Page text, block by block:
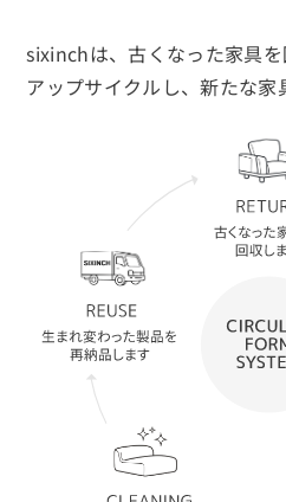
sixinchは、古くなった家具
アップサイクルし、新たな家